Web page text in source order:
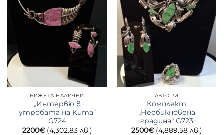
БИЖУТА НАЛИЧНИ
„Интервю в
утробата на Кита“
G724
2200€ (4,302.83 лв.)
АВТОРИ
Комплект
„Необикновена
градина“ G723
2500€ (4,889.58 лв.)